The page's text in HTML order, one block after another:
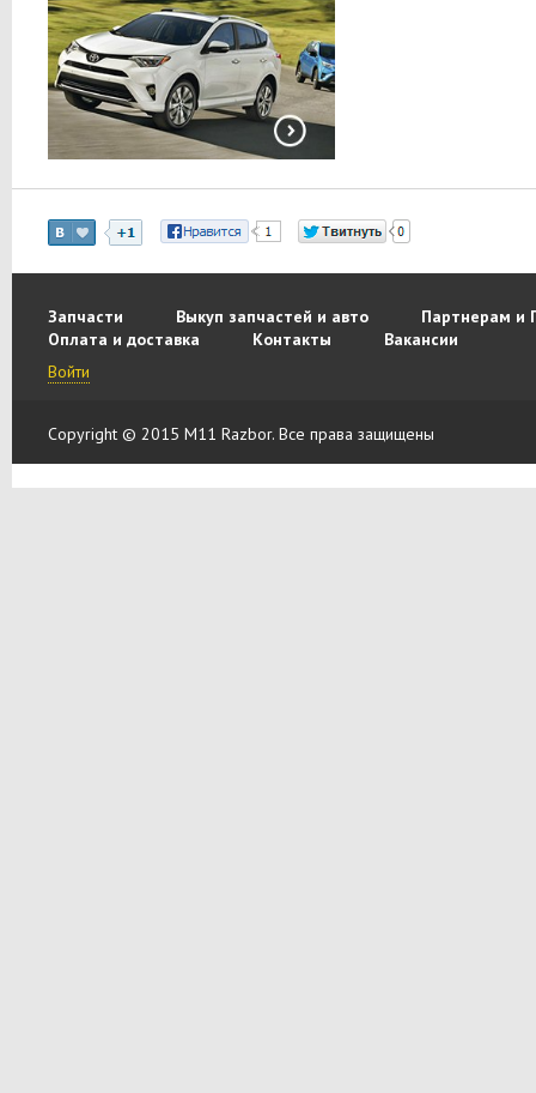
Запчасти Выкуп запчастей и авто
Партнерам и
Оплата и доставка
Контакты
Вакансии
Войти
Copyright © 2015 M11 Razbor. Все права защищены